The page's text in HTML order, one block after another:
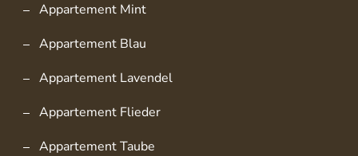
Appartement Mint
Appartement Blau
Appartement Lavendel
Appartement Flieder
Appartement Taube